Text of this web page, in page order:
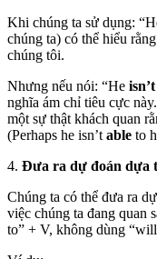
Khi chúng ta sử dụng:
chúng ta) có thể hiểu
chúng tôi.
Nhưng nếu nói: “He
nghĩa ám chỉ tiêu cực
một sự thật khách quan
(Perhaps he isn’t able to
4. Đưa ra dự đoán dựa
Chúng ta có thể đưa ra
việc chúng ta đang quan
to” + V, không dùng